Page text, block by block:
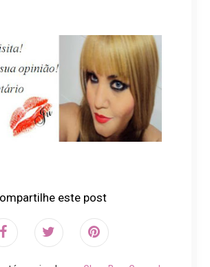
este post